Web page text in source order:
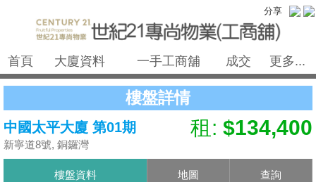
分享
首頁 大廈資料 一手工商舖 成交 更多...
樓盤詳情
中國太平大廈 第01期
新寧道8號, 銅鑼灣
租: $134,400
樓盤資料 地圖 查詢